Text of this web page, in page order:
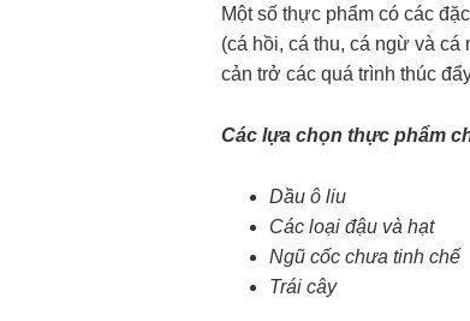
Một số thực phẩm có các
(cá hồi, cá thu, cá ngừ và
cản trở các quá trình thúc
Các lựa chọn thực phẩm
Dầu ô liu
Các loại đậu và hạt
Ngũ cốc chưa tinh chế
Trái cây